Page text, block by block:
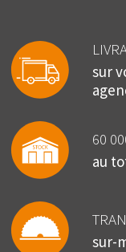
sur
60
au
sur-